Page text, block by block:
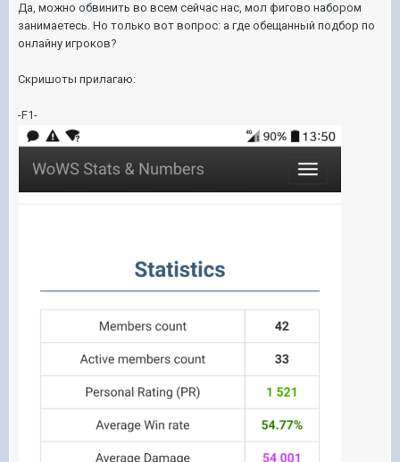
Да, можно обвинить во всем сейчас нас, мол фигово набором
занимаетесь. Но только вот вопрос: а где обещанный подбор по
онлайну игроков?
Скришоты прилагаю:
-F1-